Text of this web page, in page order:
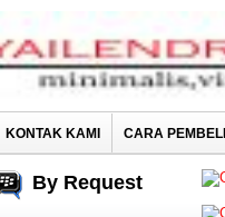
KONTAK KAMI CARA
By Request